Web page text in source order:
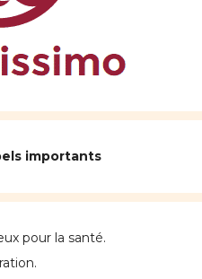
importants
pour la santé.